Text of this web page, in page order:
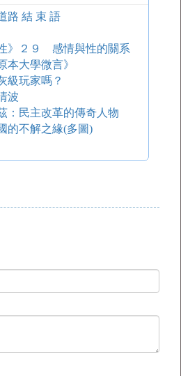
路 結 束 語
》２９ 感情與性的關系
本大學微言》
級玩家嗎？
波
：民主改革的傳奇人物
的不解之緣(多圖)